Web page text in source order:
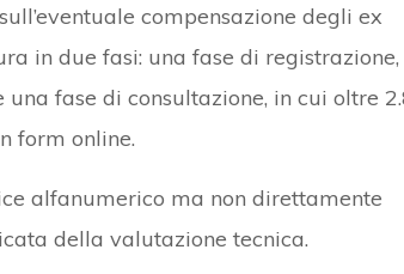
compensazione degli ex
in due fasi: una fase di registrazione,
fase di consultazione, in cui oltre
form online.
alfanumerico ma non direttamente
della valutazione tecnica.